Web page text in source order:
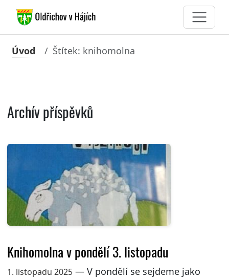
Úvod Štítek: knihomolna
Archív příspěvků
Knihomolna v pondělí 3. listopadu
1. listopadu 2025— V pondělí se sejdeme jako